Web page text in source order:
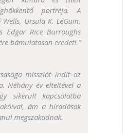
portréja. A
Ursula K. LeGuin,
Edgar Rice Burroughs
bámulatosan eredeti.”
missziót indít az
Néhány év elteltével a
sikerült kapcsolatba
ám a híradások
megszakadnak.